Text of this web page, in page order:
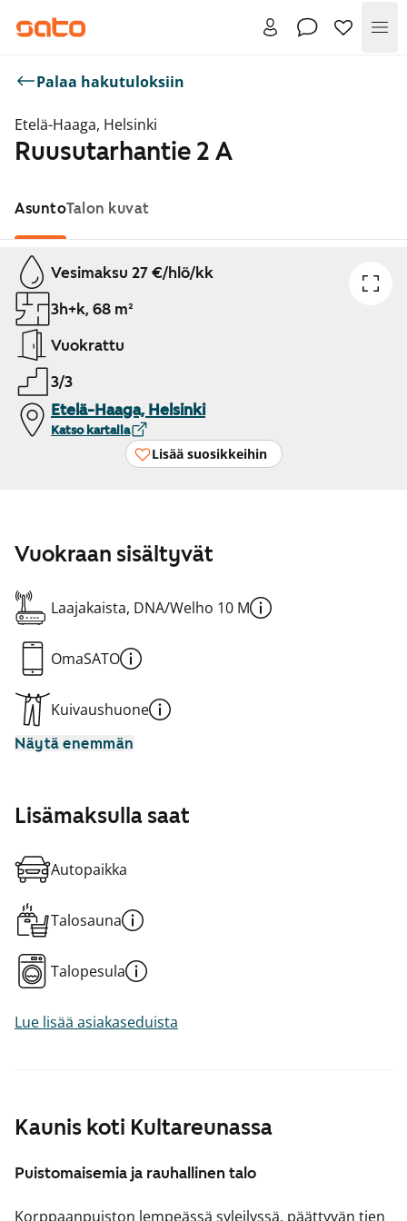
Palaa hakutuloksiin
Etelä-Haaga, Helsinki
Ruusutarhantie 2 A
AsuntoTalon kuvat
Näytetään dia 1 / 1
Vesimaksu 27 €/hlö/kk
3h+k, 68 m²
Vuokrattu
3/3
Etelä-Haaga, Helsinki
Katso kartalla
Lisää suosikkeihin
Kaunis koti Kultareunassa
Puistomaisemia ja rauhallinen talo
Korppaanpuiston lempeässä syleilyssä, päättyvän tien
Vuokraan sisältyvät
Laajakaista, DNA/Welho 10 M
OmaSATO
Kuivaushuone
Näytä enemmän
Lisämaksulla saat
Autopaikka
Talosauna
Talopesula
Lue lisää asiakaseduista